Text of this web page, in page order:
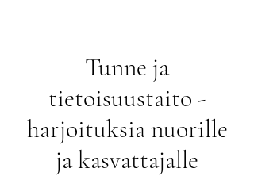
Tunne ja
tietoisuustaito -
harjoituksia nuorille
ja kasvattajalle